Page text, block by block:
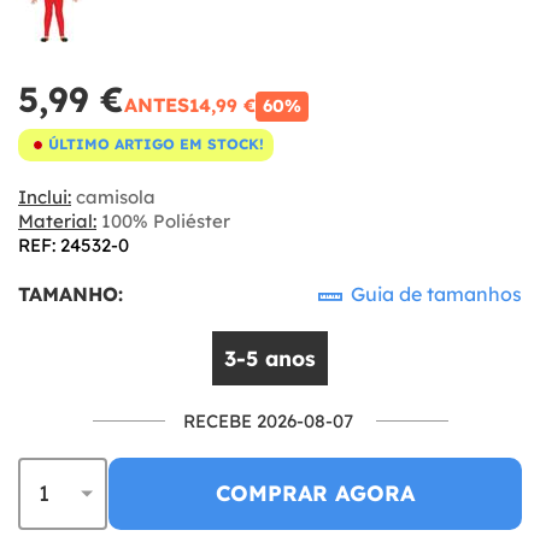
5,99 €ANTES14,99 € 60%
ÚLTIMO ARTIGO EM STOCK!
Inclui: camisola
Material: 100% Poliéster
REF: 24532-0
TAMANHO: Guia de tamanhos
3-5 anos
RECEBE 2026-08-07
COMPRAR AGORA